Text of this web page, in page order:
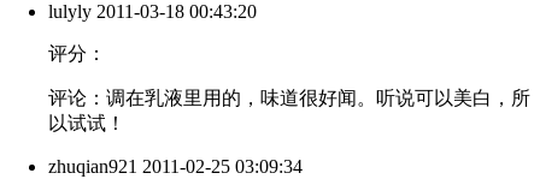
lulyly 2011-03-18 00:43:20
评分：
评论：调在乳液里用的，味道很好闻。听说可以美白，所
以试试！
zhuqian921 2011-02-25 03:09:34